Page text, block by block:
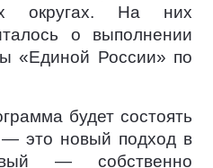
округах. На них
о выполнении
«Единой России» по
будет состоять
— это новый подход в
— собственно